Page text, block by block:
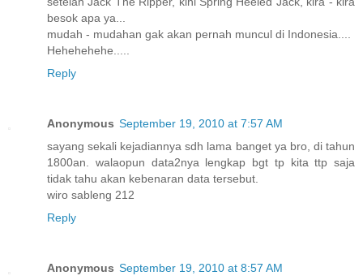
besok apa ya...
mudah - mudahan gak akan pernah muncul di Indonesia....
Hehehehehe.....
Reply
Anonymous September 19, 2010 at 7:57 AM
sayang sekali kejadiannya sdh lama banget ya bro, di tahun
1800an. walaopun data2nya lengkap bgt tp kita ttp saja
tidak tahu akan kebenaran data tersebut.
wiro sableng 212
Reply
Anonymous September 19, 2010 at 8:57 AM